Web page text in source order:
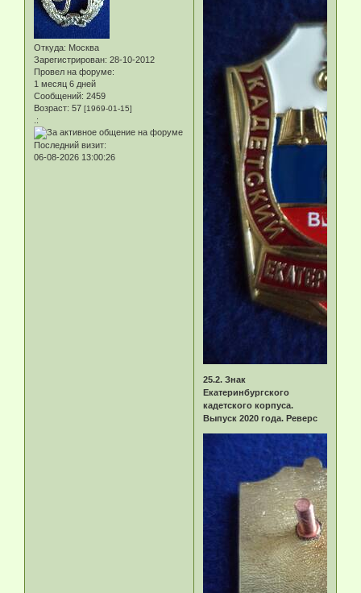
Откуда: Москва
Зарегистрирован: 28-10-2012
Провел на форуме:
1 месяц 6 дней
Сообщений: 2459
Возраст: 57 [1969-01-15]
.:
Последний визит:
06-08-2026 13:00:26
25.2. Знак
Екатеринбургского
кадетского корпуса.
Выпуск 2020 года. Реверс